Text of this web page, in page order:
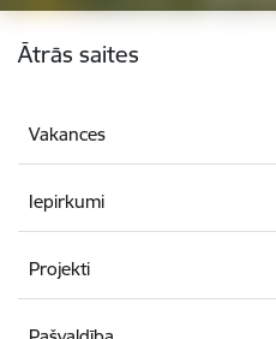
Kājene
Ātrās saites
Vakances
Iepirkumi
Projekti